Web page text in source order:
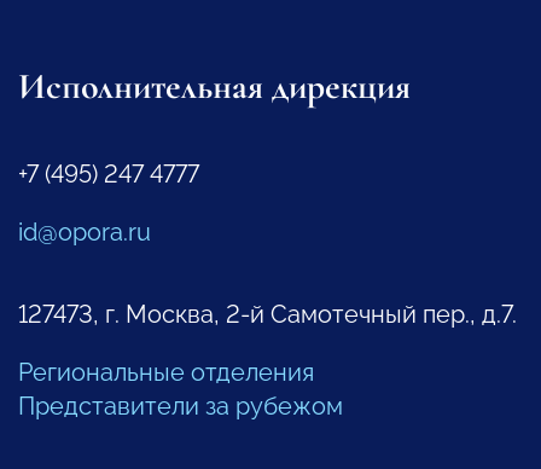
Исполнительная дирекция
+7 (495) 247 4777
id@opora.ru
127473, г. Москва, 2-й Самотечный пер., д.7.
Региональные отделения
Представители за рубежом